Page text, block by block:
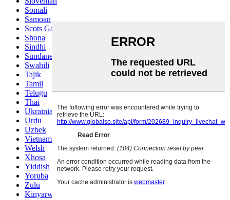
Somali
Samoan
Scots Gaelic
Shona
Sindhi
Sundanese
Swahili
Tajik
Tamil
Telugu
Thai
Ukrainian
Urdu
Uzbek
Vietnamese
Welsh
Xhosa
Yiddish
Yoruba
Zulu
Kinyarwanda